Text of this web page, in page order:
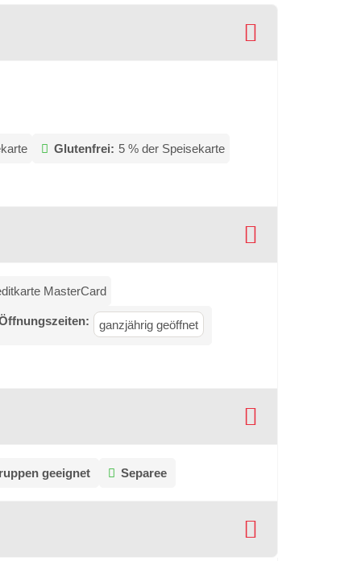
Glutenfrei: 5 % der Speisekarte
MasterCard
ganzjährig geöffnet
geeignet Separee